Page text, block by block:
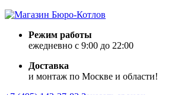
Режим работы
ежедневно с 9:00 до 22:00
Доставка
и монтаж по Москве и области!